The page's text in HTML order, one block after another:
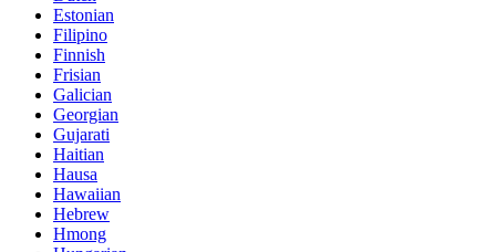
Estonian
Filipino
Finnish
Frisian
Galician
Georgian
Gujarati
Haitian
Hausa
Hawaiian
Hebrew
Hmong